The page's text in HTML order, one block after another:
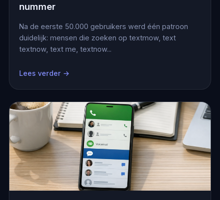
nummer
Na de eerste 50.000 gebruikers werd één patroon
duidelijk: mensen die zoeken op textmow, text
textnow, text me, textnow...
Lees verder →